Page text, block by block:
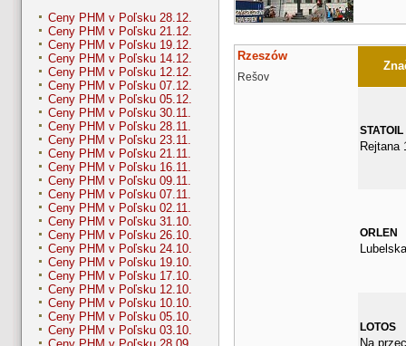
Ceny PHM v Poľsku 28.12.
Ceny PHM v Poľsku 21.12.
Ceny PHM v Poľsku 19.12.
Ceny PHM v Poľsku 14.12.
Ceny PHM v Poľsku 12.12.
Ceny PHM v Poľsku 07.12.
Ceny PHM v Poľsku 05.12.
Ceny PHM v Poľsku 30.11.
Ceny PHM v Poľsku 28.11.
Ceny PHM v Poľsku 23.11.
Ceny PHM v Poľsku 21.11.
Ceny PHM v Poľsku 16.11.
Ceny PHM v Poľsku 09.11.
Ceny PHM v Poľsku 07.11.
Ceny PHM v Poľsku 02.11.
Ceny PHM v Poľsku 31.10.
Ceny PHM v Poľsku 26.10.
Ceny PHM v Poľsku 24.10.
Ceny PHM v Poľsku 19.10.
Ceny PHM v Poľsku 17.10.
Ceny PHM v Poľsku 12.10.
Ceny PHM v Poľsku 10.10.
Ceny PHM v Poľsku 05.10.
Ceny PHM v Poľsku 03.10.
Rzeszów
Rešov
STATOIL
Rejtana
ORLEN
LOTOS
Na